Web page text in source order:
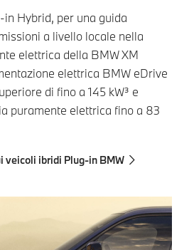
Hybrid, per una guida
a livello locale nella
elettrica della BMW XM
elettrica BMW eDrive
di fino a 145 kW³ e
puramente elettrica fino a 83
veicoli ibridi Plug-in BMW